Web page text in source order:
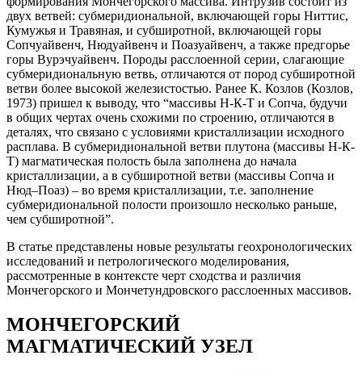
двух ветвей: субмеридиональной, включающей горы Ниттис,
Кумужья и Травяная, и субширотной, включающей горы
Сопчуайвенч, Нюдуайвенч и Поазуайвенч, а также предгорье
горы Вурэчуайвенч. Породы расслоенной серии, слагающие
субмеридиональную ветвь, отличаются от пород субширотной
ветви более высокой железистостью. Ранее К. Козлов (Козлов,
1973) пришел к выводу, что “массивы Н-К-Т и Сопча, будучи
в общих чертах очень схожими по строению, отличаются в
деталях, что связано с условиями кристаллизации исходного
расплава. В субмеридиональной ветви плутона (массивы Н‑К-
Т) магматическая полость была заполнена до начала
кристаллизации, а в субширотной ветви (массивы Сопча и
Нюд–Поаз) – во время кристаллизации, т.е. заполнение
субмеридиональной полости произошло несколько раньше,
чем субширотной”.
В статье представлены новые результаты геохронологических
исследований и петрологического моделирования,
рассмотренные в контексте черт сходства и различия
Мончегорского и Мончетундровского расслоенных массивов.
МОНЧЕГОРСКИЙ
МАГМАТИЧЕСКИЙ УЗЕЛ